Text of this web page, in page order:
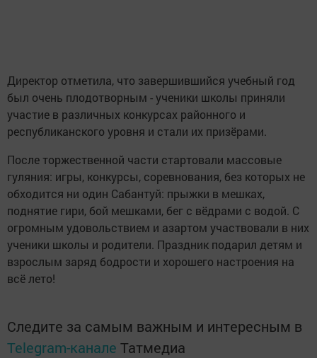
Директор отметила, что завершившийся учебный год
был очень плодотворным - ученики школы приняли
участие в различных конкурсах районного и
республиканского уровня и стали их призёрами.
После торжественной части стартовали массовые
гуляния: игры, конкурсы, соревнования, без которых не
обходится ни один Сабантуй: прыжки в мешках,
поднятие гири, бой мешками, бег с вёдрами с водой. С
огромным удовольствием и азартом участвовали в них
ученики школы и родители. Праздник подарил детям и
взрослым заряд бодрости и хорошего настроения на
всё лето!
Следите за самым важным и интересным в
Telegram-канале Татмедиа